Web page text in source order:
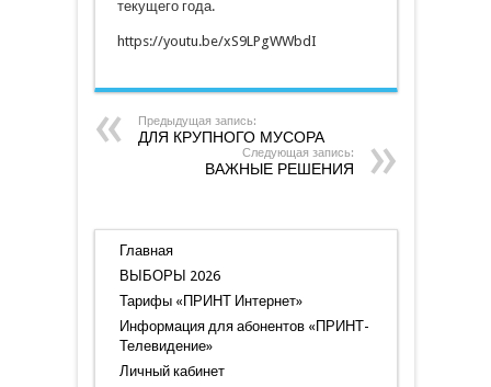
текущего года.
https://youtu.be/xS9LPgWWbdI
Предыдущая запись:
ДЛЯ КРУПНОГО МУСОРА
Следующая запись:
ВАЖНЫЕ РЕШЕНИЯ
Главная
ВЫБОРЫ 2026
Тарифы «ПРИНТ Интернет»
Информация для абонентов «ПРИНТ-
Телевидение»
Личный кабинет